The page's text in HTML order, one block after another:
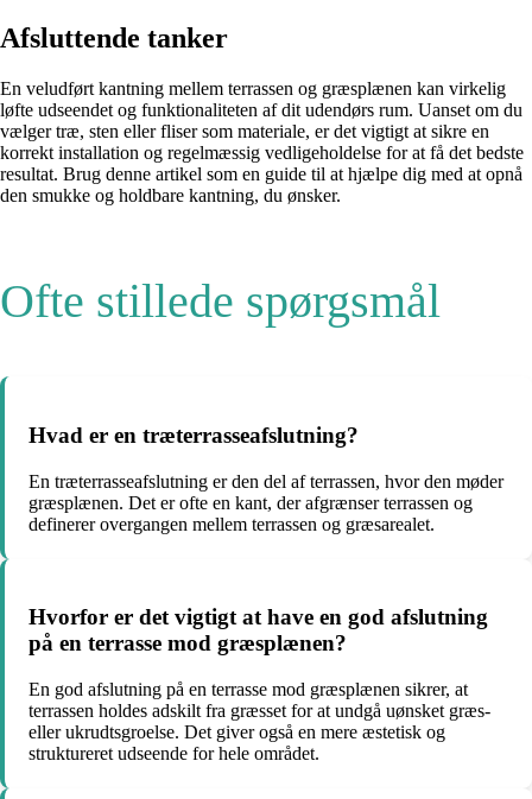
Afsluttende tanker
En veludført kantning mellem terrassen og græsplænen kan virkelig
løfte udseendet og funktionaliteten af dit udendørs rum. Uanset om du
vælger træ, sten eller fliser som materiale, er det vigtigt at sikre en
korrekt installation og regelmæssig vedligeholdelse for at få det bedste
resultat. Brug denne artikel som en guide til at hjælpe dig med at opnå
den smukke og holdbare kantning, du ønsker.
Ofte stillede spørgsmål
Hvad er en træterrasseafslutning?
En træterrasseafslutning er den del af terrassen, hvor den møder
græsplænen. Det er ofte en kant, der afgrænser terrassen og
definerer overgangen mellem terrassen og græsarealet.
Hvorfor er det vigtigt at have en god afslutning
på en terrasse mod græsplænen?
En god afslutning på en terrasse mod græsplænen sikrer, at
terrassen holdes adskilt fra græsset for at undgå uønsket græs-
eller ukrudtsgroelse. Det giver også en mere æstetisk og
struktureret udseende for hele området.